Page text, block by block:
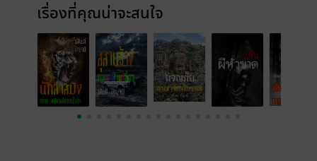
เรื่องที่คุณน่าจะสนใจ